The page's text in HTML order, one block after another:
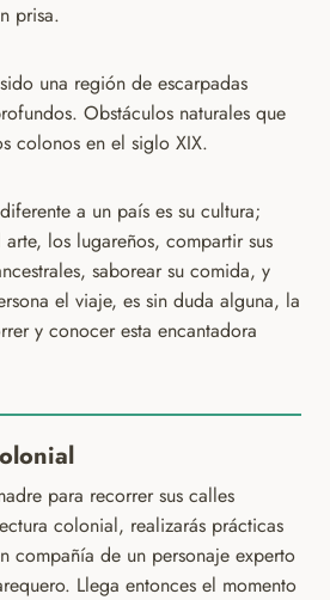
prisa.
una región de escarpadas
Obstáculos naturales que
colonos en el siglo XIX.
a un país es su cultura;
los lugareños, compartir sus
saborear su comida, y
el viaje, es sin duda alguna, la
y conocer esta encantadora
para recorrer sus calles
colonial, realizarás prácticas
compañía de un personaje experto
Llega entonces el momento